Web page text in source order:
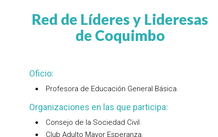
Red de Líderes y Lideresas
de Coquimbo
Oficio:
Profesora de Educación General Básica.
Organizaciones en las que participa:
Consejo de la Sociedad Civil.
Club Adulto Mayor Esperanza.